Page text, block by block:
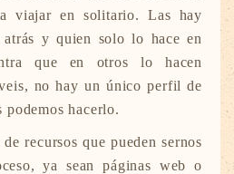
viajar en solitario. Las hay
atrás y quien solo lo hace en
que en otros lo hacen
no hay un único perfil de
hacerlo.
recursos que pueden sernos
ya sean páginas web o